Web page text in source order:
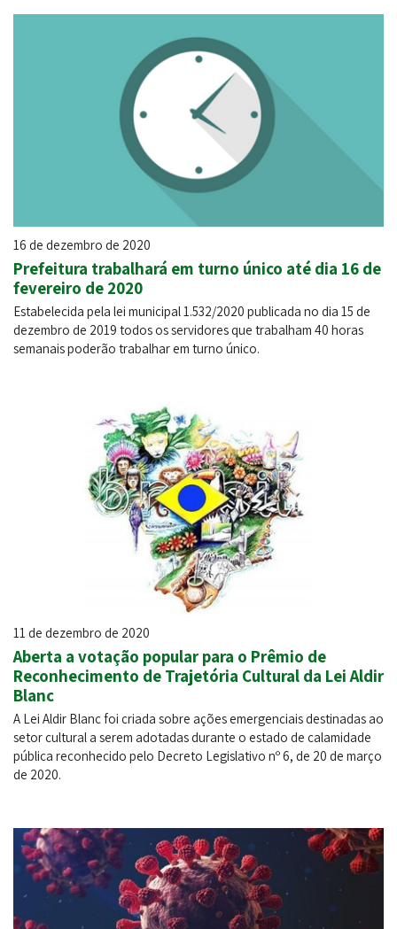
16 de dezembro de 2020
Prefeitura trabalhará em turno único até dia 16 de
fevereiro de 2020
Estabelecida pela lei municipal 1.532/2020 publicada no dia 15 de
dezembro de 2019 todos os servidores que trabalham 40 horas
semanais poderão trabalhar em turno único.
11 de dezembro de 2020
Aberta a votação popular para o Prêmio de
Reconhecimento de Trajetória Cultural da Lei Aldir
Blanc
A Lei Aldir Blanc foi criada sobre ações emergenciais destinadas ao
setor cultural a serem adotadas durante o estado de calamidade
pública reconhecido pelo Decreto Legislativo nº 6, de 20 de março
de 2020.